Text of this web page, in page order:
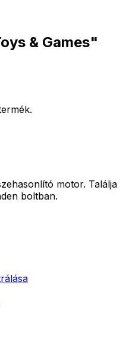
& Games"
motor. Találja
boltban.